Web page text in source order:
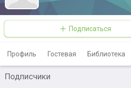
Подписаться
Профиль Гостевая Библиотека
Подписчики